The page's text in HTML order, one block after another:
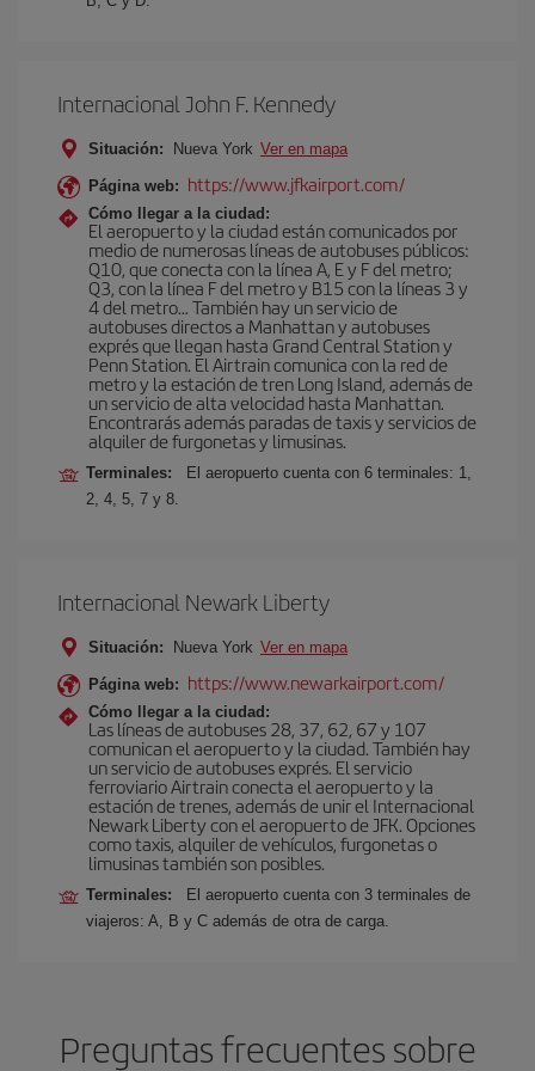
Internacional John F. Kennedy
Situación: Nueva York Ver en mapa
Página web: https://www.jfkairport.com/
Cómo llegar a la ciudad:
El aeropuerto y la ciudad están comunicados por
medio de numerosas líneas de autobuses públicos:
Q10, que conecta con la línea A, E y F del metro;
Q3, con la línea F del metro y B15 con la líneas 3 y
4 del metro… También hay un servicio de
autobuses directos a Manhattan y autobuses
exprés que llegan hasta Grand Central Station y
Penn Station. El Airtrain comunica con la red de
metro y la estación de tren Long Island, además de
un servicio de alta velocidad hasta Manhattan.
Encontrarás además paradas de taxis y servicios de
alquiler de furgonetas y limusinas.
Terminales:
El aeropuerto cuenta con 6 terminales: 1,
2, 4, 5, 7 y 8.
Internacional Newark Liberty
Situación: Nueva York Ver en mapa
Página web: https://www.newarkairport.com/
Cómo llegar a la ciudad:
Las líneas de autobuses 28, 37, 62, 67 y 107
comunican el aeropuerto y la ciudad. También hay
un servicio de autobuses exprés. El servicio
ferroviario Airtrain conecta el aeropuerto y la
estación de trenes, además de unir el Internacional
Newark Liberty con el aeropuerto de JFK. Opciones
como taxis, alquiler de vehículos, furgonetas o
limusinas también son posibles.
Terminales:
El aeropuerto cuenta con 3 terminales de
viajeros: A, B y C además de otra de carga.
Preguntas frecuentes sobre